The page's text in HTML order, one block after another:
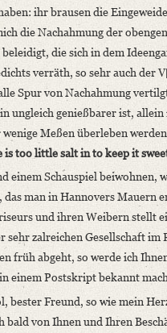
ihr brausen die
die Nachahmung der
die sich in dem
verräth, so sehr auch der
Spur von Nachahmung
ungleich genießbarer ist,
Meßen überleben
is too little salt in to keep it
einem Schauspiel beiwohnen,
das man in Hannovers Mauern
und ihren Weibern stellt
sehr zalreichen Gesellschaft im
früh abgeht, so werde ich
einem Postskript bekannt
bester Freund, so wie mein
bald von Ihnen und Ihren